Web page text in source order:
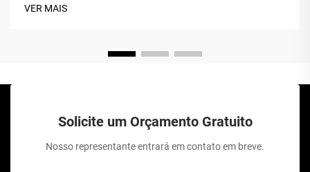
VER MAIS
Solicite um Orçamento Gratuito
Nosso representante entrará em contato em breve.